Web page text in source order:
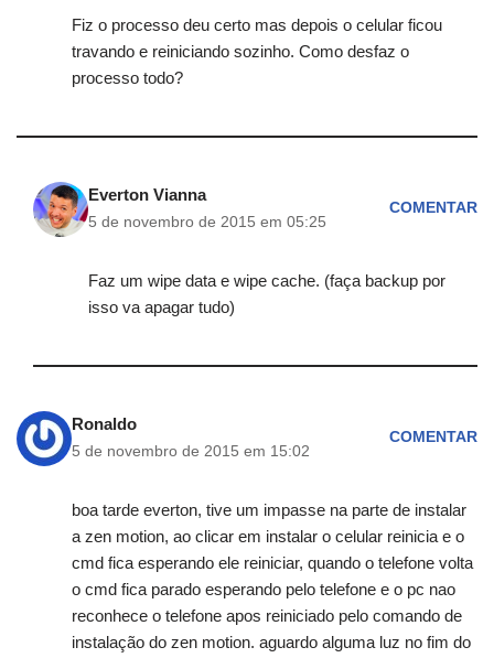
Fiz o processo deu certo mas depois o celular ficou
travando e reiniciando sozinho. Como desfaz o
processo todo?
Everton Vianna
5 de novembro de 2015 em 05:25
COMENTAR
Faz um wipe data e wipe cache. (faça backup por
isso va apagar tudo)
Ronaldo
5 de novembro de 2015 em 15:02
COMENTAR
boa tarde everton, tive um impasse na parte de instalar
a zen motion, ao clicar em instalar o celular reinicia e o
cmd fica esperando ele reiniciar, quando o telefone volta
o cmd fica parado esperando pelo telefone e o pc nao
reconhece o telefone apos reiniciado pelo comando de
instalação do zen motion. aguardo alguma luz no fim do